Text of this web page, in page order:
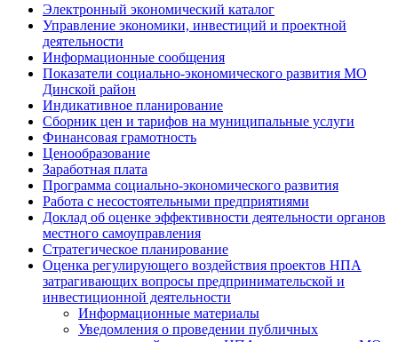
Электронный экономический каталог
Управление экономики, инвестиций и проектной
деятельности
Информационные сообщения
Показатели социально-экономического развития МО
Динской район
Индикативное планирование
Сборник цен и тарифов на муниципальные услуги
Финансовая грамотность
Ценообразование
Заработная плата
Программа социально-экономического развития
Работа с несостоятельными предприятиями
Доклад об оценке эффективности деятельности органов
местного самоуправления
Стратегическое планирование
Оценка регулирующего воздействия проектов НПА
затрагивающих вопросы предпринимательской и
инвестиционной деятельности
Информационные материалы
Уведомления о проведении публичных